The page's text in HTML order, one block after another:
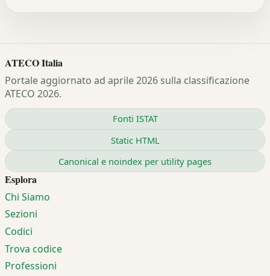
ATECO Italia
Portale aggiornato ad aprile 2026 sulla classificazione
ATECO 2026.
Fonti ISTAT
Static HTML
Canonical e noindex per utility pages
Esplora
Chi Siamo
Sezioni
Codici
Trova codice
Professioni